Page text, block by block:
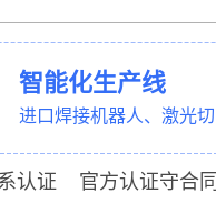
智能化生产线
进口焊接机器人、激光
认证 官方认证守合